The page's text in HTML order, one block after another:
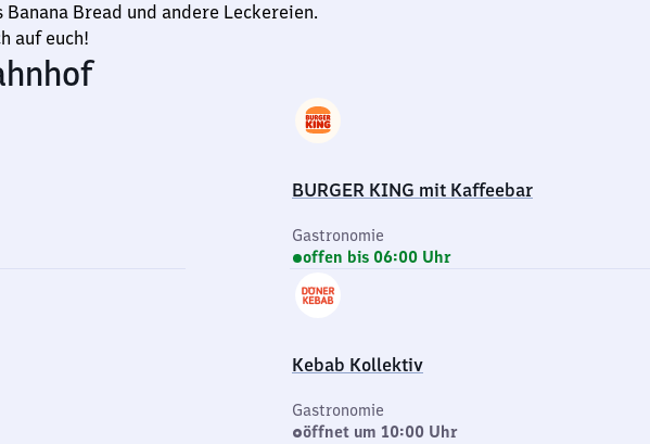
Bread und andere Leckereien.
auf euch!
BURGER KING mit Kaffeebar
Gastronomie
offen bis 06:00 Uhr
Kebab Kollektiv
Gastronomie
öffnet um 10:00 Uhr